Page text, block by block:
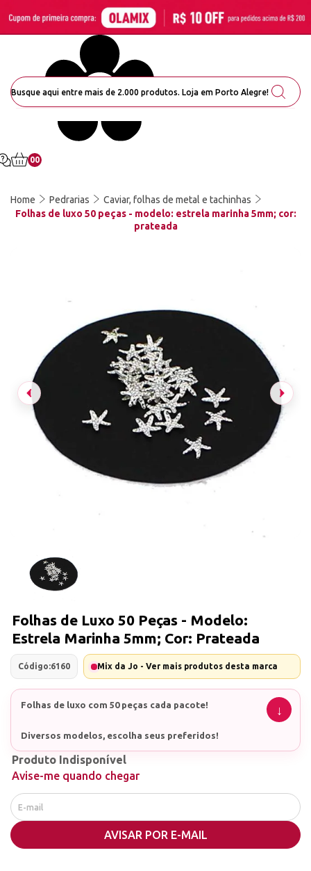
00
Home Pedrarias
Caviar, folhas de metal e tachinhas
Folhas de luxo 50 peças - modelo: estrela marinha 5mm; cor:
prateada
Folhas de Luxo 50 Peças - Modelo:
Estrela Marinha 5mm; Cor: Prateada
Código:6160 Mix da Jo - Ver mais produtos desta marca
Folhas de luxo com 50 peças cada pacote!
Diversos modelos, escolha seus preferidos!
Produto Indisponível
Avise-me quando chegar
AVISAR POR E-MAIL